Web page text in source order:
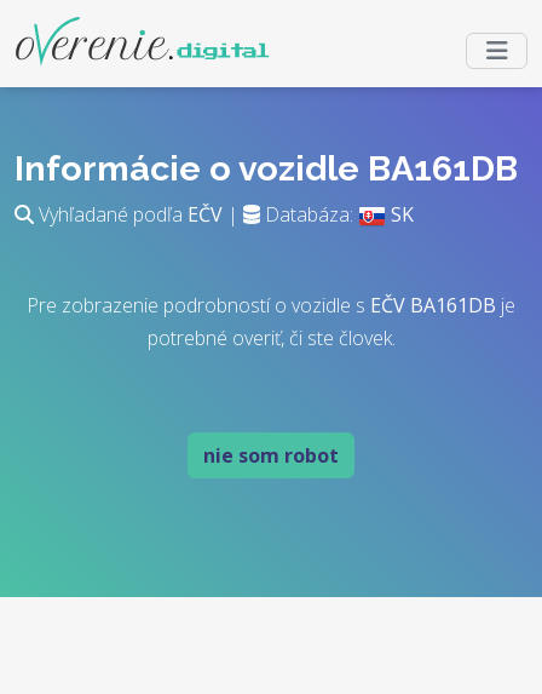
Informácie o vozidle BA161DB
Vyhľadané podľa EČV | Databáza: SK
Pre zobrazenie podrobností o vozidle s EČV BA161DB je
potrebné overiť, či ste človek.
nie som robot